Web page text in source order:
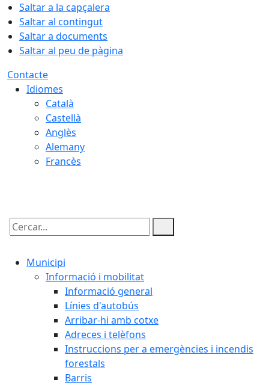
Saltar a la capçalera
Saltar al contingut
Saltar a documents
Saltar al peu de pàgina
Contacte
Idiomes
Català
Castellà
Anglès
Alemany
Francès
Cercar:
Municipi
Informació i mobilitat
Informació general
Línies d'autobús
Arribar-hi amb cotxe
Adreces i telèfons
Instruccions per a emergències i incendis
forestals
Barris